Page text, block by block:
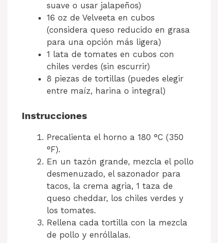
suave o usar jalapeños)
16 oz de Velveeta en cubos
(considera queso reducido en grasa
para una opción más ligera)
1 lata de tomates en cubos con
chiles verdes (sin escurrir)
8 piezas de tortillas (puedes elegir
entre maíz, harina o integral)
Instrucciones
Precalienta el horno a 180 °C (350
°F).
En un tazón grande, mezcla el pollo
desmenuzado, el sazonador para
tacos, la crema agria, 1 taza de
queso cheddar, los chiles verdes y
los tomates.
Rellena cada tortilla con la mezcla
de pollo y enróllalas.